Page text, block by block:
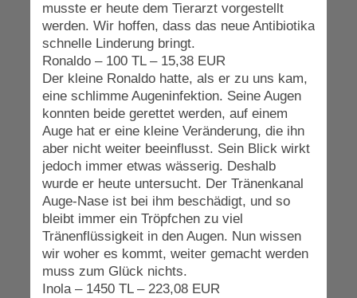
musste er heute dem Tierarzt vorgestellt
werden. Wir hoffen, dass das neue Antibiotika
schnelle Linderung bringt.
Ronaldo – 100 TL – 15,38 EUR
Der kleine Ronaldo hatte, als er zu uns kam,
eine schlimme Augeninfektion. Seine Augen
konnten beide gerettet werden, auf einem
Auge hat er eine kleine Veränderung, die ihn
aber nicht weiter beeinflusst. Sein Blick wirkt
jedoch immer etwas wässerig. Deshalb
wurde er heute untersucht. Der Tränenkanal
Auge-Nase ist bei ihm beschädigt, und so
bleibt immer ein Tröpfchen zu viel
Tränenflüssigkeit in den Augen. Nun wissen
wir woher es kommt, weiter gemacht werden
muss zum Glück nichts.
Inola – 1450 TL – 223,08 EUR